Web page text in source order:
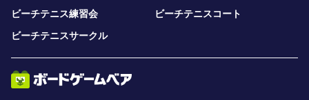
ビーチテニス練習会
ビーチテニスコート
ビーチテニスサークル